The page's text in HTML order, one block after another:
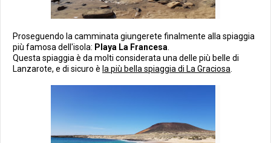
Proseguendo la camminata giungerete finalmente alla spiaggia
più famosa dell'isola: Playa La Francesa.
Questa spiaggia è da molti considerata una delle più belle di
Lanzarote, e di sicuro è la più bella spiaggia di La Graciosa.